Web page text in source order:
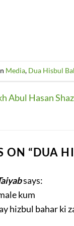
Media, Dua Hisbul
Abul Hasan
ON “DUA
says:
kum
hizbul bahar ki